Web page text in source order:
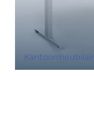
Kantoormeubilair